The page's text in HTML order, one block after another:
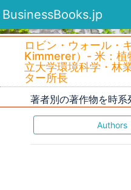
BusinessBooks.jp
ロビン・ウォール・
Kimmerer）- 米：植
立大学環境科学・林
ター所長
著者別の著作物を時系
Authors